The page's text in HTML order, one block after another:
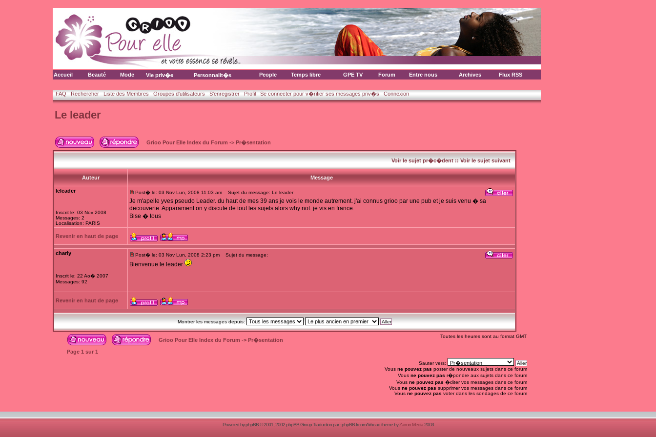
Accueil Beauté Mode Vie priv�e Personnalit�s People Temps libre GPE TV Forum Entre nous Archives Flux RSS
FAQ Rechercher Liste des Membres Groupes d'utilisateurs S'enregistrer Profil Se connecter pour v�rifier ses messages priv�s Connexion
Le leader
Grioo Pour Elle Index du Forum -> Pr�sentation
Voir le sujet pr�c�dent::Voir le sujet suivant
Auteur Message
leleader
Inscrit le: 03 Nov 2008
Messages: 2
Localisation: PARIS
Post� le: 03 Nov Lun, 2008 11:03 am Sujet du message: Le leader
Je m'apelle yves pseudo Leader. du haut de mes 39 ans je vois le monde autrement. j'ai connus grioo par une pub et je suis venu � sa
decouverte. Apparament on y discute de tout les sujets alors why not. je vis en france.
Bise � tous
Revenir en haut de page
charly
Inscrit le: 22 Ao� 2007
Messages: 92
Post� le: 03 Nov Lun, 2008 2:23 pm Sujet du message:
Bienvenue le leader
Revenir en haut de page
Montrer les messages depuis:
Grioo Pour Elle Index du Forum -> Pr�sentation
Toutes les heures sont au format GMT
Page 1 sur 1
Sauter vers:
Vous ne pouvez pas poster de nouveaux sujets dans ce forum
Vous ne pouvez pas r�pondre aux sujets dans ce forum
Vous ne pouvez pas �diter vos messages dans ce forum
Vous ne pouvez pas supprimer vos messages dans ce forum
Vous ne pouvez pas voter dans les sondages de ce forum
Powered byphpBB© 2001, 2002 phpBB Group Traduction par :phpBB-fr.comAirhead theme byZarron Media2003